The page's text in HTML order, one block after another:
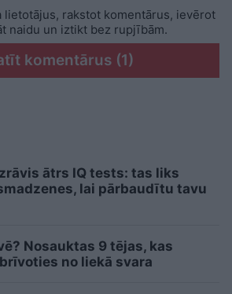
lietotājus, rakstot komentārus, ievērot
naidu un iztikt bez rupjībām.
komentārus (1)
ātrs IQ tests: tas liks
lai pārbaudītu tavu
Nosauktas 9 tējas, kas
no liekā svara